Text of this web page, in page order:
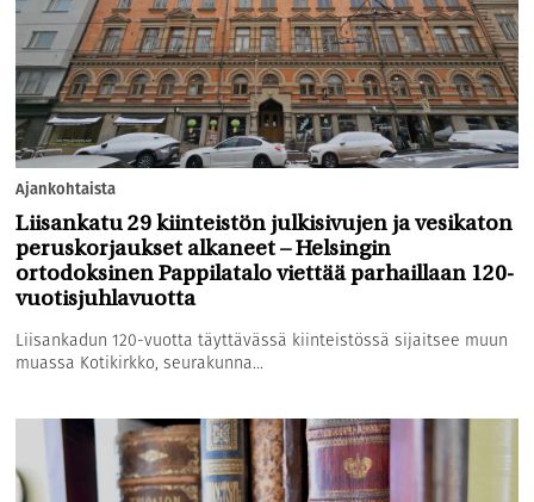
Ajankohtaista
Liisankatu 29 kiinteistön julkisivujen ja vesikaton
peruskorjaukset alkaneet – Helsingin
ortodoksinen Pappilatalo viettää parhaillaan 120-
vuotisjuhlavuotta
Liisankadun 120-vuotta täyttävässä kiinteistössä sijaitsee muun
muassa Kotikirkko, seurakunna...